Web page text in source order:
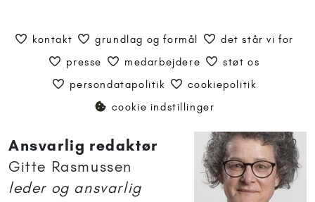
kontakt grundlag og formål
det står vi for
presse
medarbejdere
støt os
persondatapolitik
cookiepolitik
cookie indstillinger
Ansvarlig redaktør
Gitte Rasmussen
leder og ansvarlig